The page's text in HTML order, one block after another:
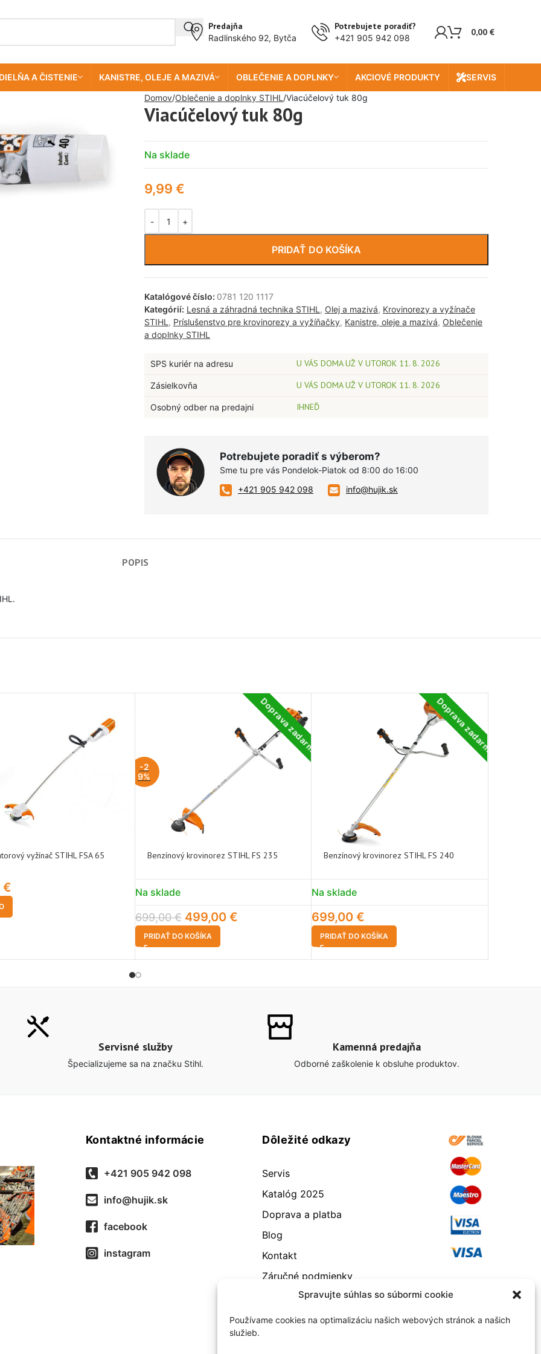
Spravujte súhlas so súbormi cookie
Používame cookies na optimalizáciu našich webových stránok a našich
služieb.
Predajňa
Radlinského 92, Bytča
Potrebujete poradiť?
+421 905 942 098
0,00 €
A ČISTENIE KANISTRE, OLEJE A MAZIVÁ OBLEČENIE A DOPLNKY AKCIOVÉ PRODUKTY
SERVIS
Domov Oblečenie a doplnky STIHL Viacúčelový tuk 80g
Viacúčelový tuk 80g
Na sklade
9,99 €
PRIDAŤ DO KOŠÍKA
Katalógové číslo: 0781 120 1117
Kategórií: Lesná a záhradná technika STIHL , Olej a mazivá, Krovinorezy a vyžínače
STIHL , Príslušenstvo pre krovinorezy a vyžíňačky, Kanistre, oleje a mazivá, Oblečenie
a doplnky STIHL
SPS kuriér na adresu U VÁS DOMA UŽ V UTOROK 11. 8. 2026
Zásielkovňa U VÁS DOMA UŽ V UTOROK 11. 8. 2026
Osobný odber na predajni IHNEĎ
Potrebujete poradiť s výberom?
Sme tu pre vás Pondelok-Piatok od 8:00 do 16:00
+421 905 942 098
info@hujik.sk
POPIS
vyžínač STIHL FSA 65
€
Doprava zadarmo
-2
9%
Benzínový krovinorez STIHL FS 235
Na sklade
699,00€ 499,00 €
PRIDAŤ DO KOŠÍKA
Doprava zadarmo
Benzínový krovinorez STIHL FS 240
Na sklade
699,00 €
PRIDAŤ DO KOŠÍKA
Servisné služby
Špecializujeme sa na značku Stihl.
Kamenná predajňa
Odborné zaškolenie k obsluhe produktov.
Kontaktné informácie
+421 905 942 098
info@hujik.sk
facebook
instagram
Dôležité odkazy
Servis
Katalóg 2025
Doprava a platba
Blog
Kontakt
Záručné podmienky
Odstúpenie od zmluvy
Reklamácia a vrátenie